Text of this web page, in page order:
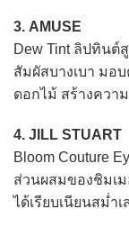
3. AMUSE
Dew Tint ลิปทินต์
สัมผัสบางเบา มอ
ดอกไม้ สร้างคว
4. JILL STUART
Bloom Couture
ส่วนผสมของชิมเ
ได้เรียบเนียนสม่ำ